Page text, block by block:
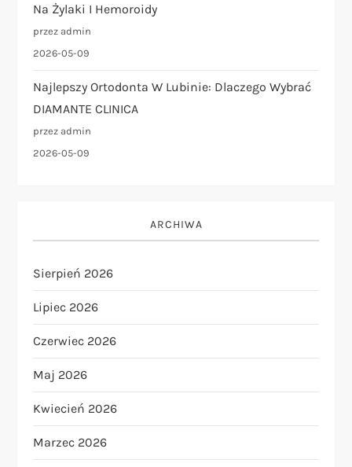
Na Żylaki I Hemoroidy
przez admin
2026-05-09
Najlepszy Ortodonta W Lubinie: Dlaczego Wybrać
DIAMANTE CLINICA
przez admin
2026-05-09
ARCHIWA
Sierpień 2026
Lipiec 2026
Czerwiec 2026
Maj 2026
Kwiecień 2026
Marzec 2026